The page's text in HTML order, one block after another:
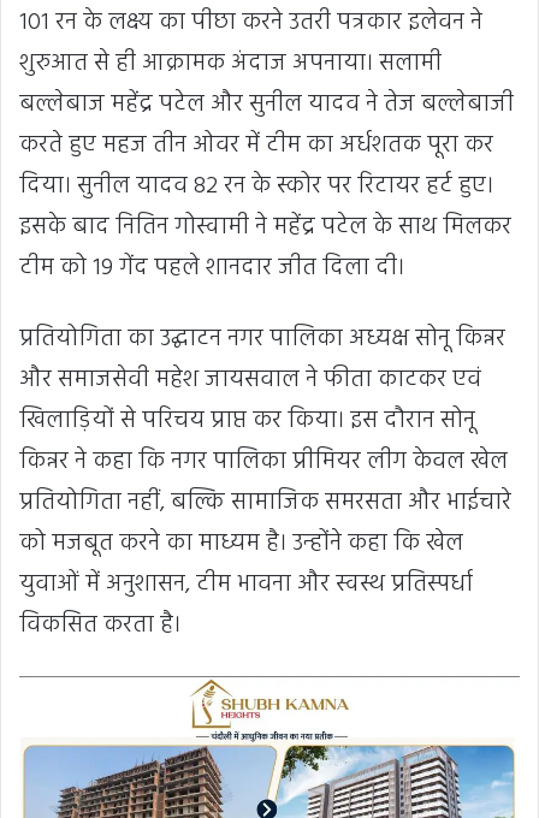
101 रन के लक्ष्य का पीछा करने उतरी पत्रकार इलेवन ने
शुरुआत से ही आक्रामक अंदाज अपनाया। सलामी
बल्लेबाज महेंद्र पटेल और सुनील यादव ने तेज बल्लेबाजी
करते हुए महज तीन ओवर में टीम का अर्धशतक पूरा कर
दिया। सुनील यादव 82 रन के स्कोर पर रिटायर हर्ट हुए।
इसके बाद नितिन गोस्वामी ने महेंद्र पटेल के साथ मिलकर
टीम को 19 गेंद पहले शानदार जीत दिला दी।
प्रतियोगिता का उद्घाटन नगर पालिका अध्यक्ष सोनू किन्नर
और समाजसेवी महेश जायसवाल ने फीता काटकर एवं
खिलाड़ियों से परिचय प्राप्त कर किया। इस दौरान सोनू
किन्नर ने कहा कि नगर पालिका प्रीमियर लीग केवल खेल
प्रतियोगिता नहीं, बल्कि सामाजिक समरसता और भाईचारे
को मजबूत करने का माध्यम है। उन्होंने कहा कि खेल
युवाओं में अनुशासन, टीम भावना और स्वस्थ प्रतिस्पर्धा
विकसित करता है।